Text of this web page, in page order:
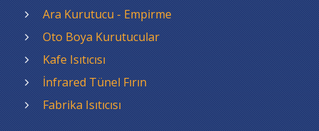
Ara Kurutucu - Empirme
Oto Boya Kurutucular
Kafe Isıtıcısı
İnfrared Tünel Fırın
Fabrika Isıtıcısı